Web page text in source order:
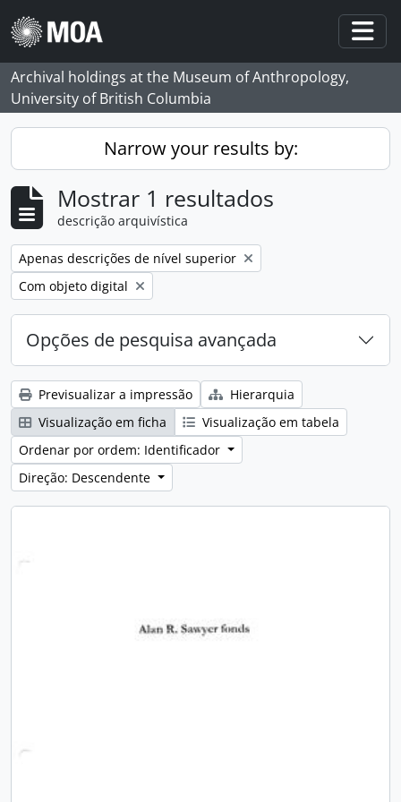
Skip to main content
Archival holdings at the Museum of Anthropology,
University of British Columbia
Narrow your results by:
Mostrar 1 resultados
descrição arquivística
Remove filter:
Apenas descrições de nível superior
Remove filter:
Com objeto digital
Opções de pesquisa avançada
Previsualizar a impressão
Hierarquia
Visualização em ficha
Visualização em tabela
Ordenar por ordem: Identificador
Direção: Descendente